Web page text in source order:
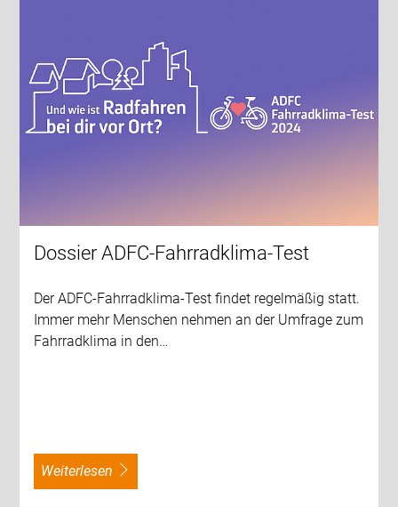
Dossier ADFC-Fahrradklima-Test
Der ADFC-Fahrradklima-Test findet regelmäßig statt.
Immer mehr Menschen nehmen an der Umfrage zum
Fahrradklima in den…
weiterlesen